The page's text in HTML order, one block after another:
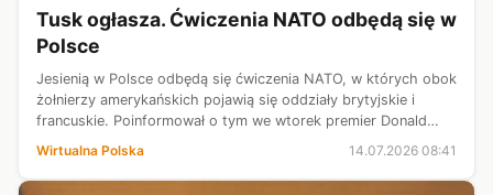
Tusk ogłasza. Ćwiczenia NATO odbędą się w
Polsce
Jesienią w Polsce odbędą się ćwiczenia NATO, w których obok
żołnierzy amerykańskich pojawią się oddziały brytyjskie i
francuskie. Poinformował o tym we wtorek premier Donald
Wirtualna Polska 14.07.2026 08:41